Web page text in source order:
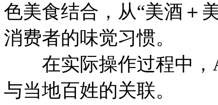
色美食结合，从“美酒＋
消费者的味觉习惯。
在实际操作过程中，
与当地百姓的关联。